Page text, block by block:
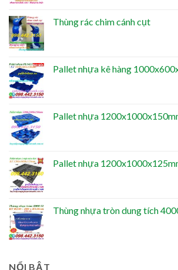
Thùng rác chim cánh cụt
Pallet nhựa kê hàng
Pallet nhựa
Pallet nhựa
Thùng nhựa tròn dung tích
NỔI BẬT